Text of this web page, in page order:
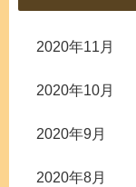
2020年11月
2020年10月
2020年9月
2020年8月